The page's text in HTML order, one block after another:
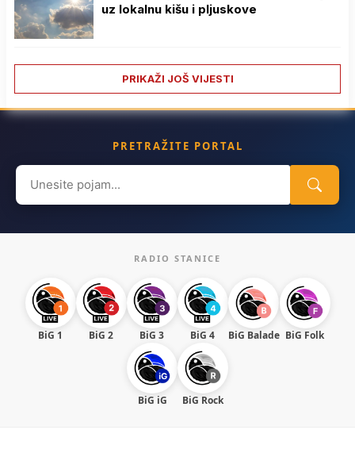
uz lokalnu kišu i pljuskove
PRIKAŽI JOŠ VIJESTI
PRETRAŽITE PORTAL
Search
for:
RADIO STANICE
BiG 1 BiG 2 BiG 3 BiG 4 BiG Balade BiG Folk
BiG iG BiG Rock